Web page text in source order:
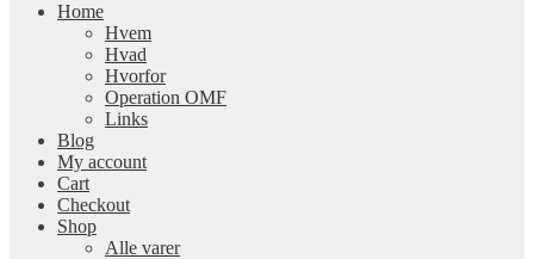
Home
Hvem
Hvad
Hvorfor
Operation OMF
Links
Blog
My account
Cart
Checkout
Shop
Alle varer